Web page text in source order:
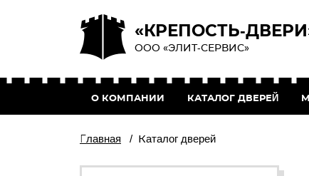
«КРЕПОСТЬ-
ООО «ЭЛИТ-СЕРВИС»
О КОМПАНИИ КАТАЛОГ ДВЕРЕЙ
Главная / Каталог дверей